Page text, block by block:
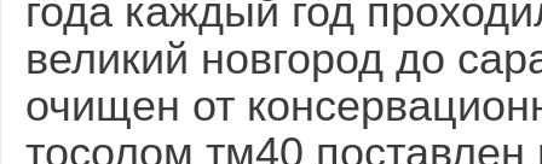
года каждый год
великий новгород до
очищен от
тосолом тм40